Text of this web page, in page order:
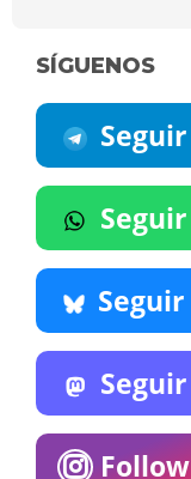
SÍGUENOS
Seguir
Seguir
Seguir
Seguir
Follow